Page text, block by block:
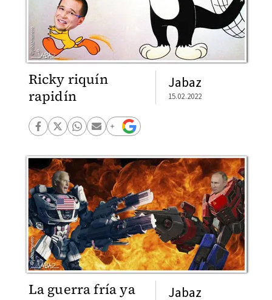
Ricky riquín
rapidín
Jabaz
15.02.2022
La guerra fría ya
Jabaz